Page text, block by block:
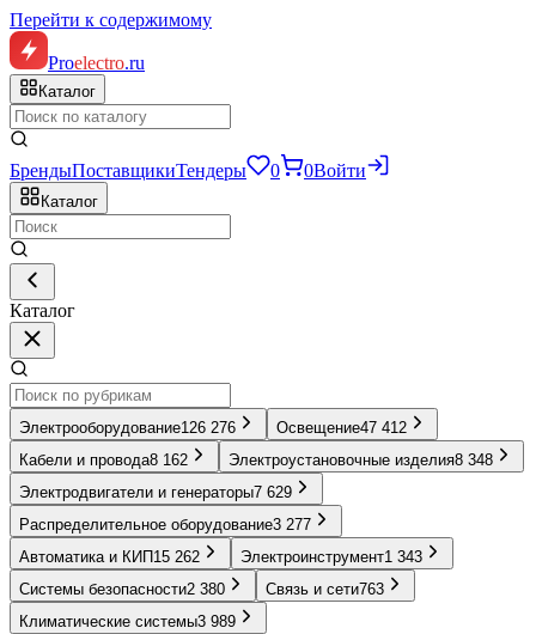
Перейти к содержимому
Proelectro.ru
Каталог
БрендыПоставщикиТендеры 0 0Войти
Каталог
Каталог
Электрооборудование126 276 Освещение47 412
Кабели и провода8 162 Электроустановочные изделия8 348
Электродвигатели и генераторы7 629
Распределительное оборудование3 277
Автоматика и КИП 15 262 Электроинструмент1 343
Системы безопасности2 380 Связь и сети763
Климатические системы3 989